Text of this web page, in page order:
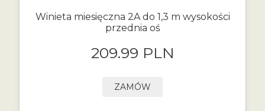
Winieta miesięczna 2A do 1,3 m wysokości
przednia oś
209.99 PLN
ZAMÓW